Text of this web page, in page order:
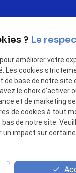
call
? Le
améliorer votre
Les cookies
base de notre site
le choix d'activer
et de marketing
de cookies à tout
de notre site.
un impact sur